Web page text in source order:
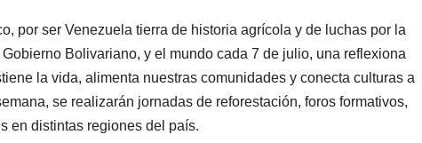
por ser Venezuela tierra de historia agrícola y de luchas por la
Bolivariano, y el mundo cada 7 de julio, una reflexiona
la vida, alimenta nuestras comunidades y conecta culturas a
se realizarán jornadas de reforestación, foros formativos,
en distintas regiones del país.